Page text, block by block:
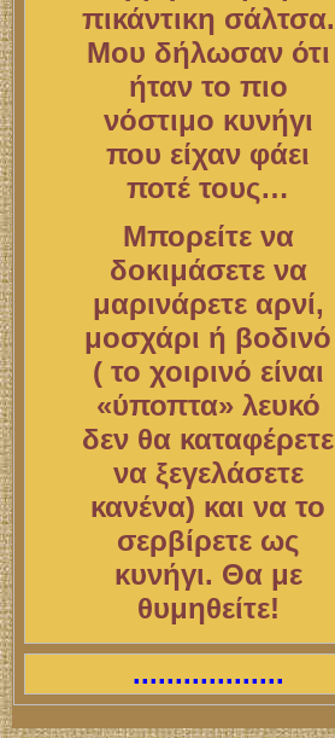
πικάντικη σάλτσα.
Μου δήλωσαν ότι
ήταν το πιο
νόστιμο κυνήγι
που είχαν φάει
ποτέ τους…
Μπορείτε να
δοκιμάσετε να
μαρινάρετε αρνί,
μοσχάρι ή βοδινό
( το χοιρινό είναι
«ύποπτα» λευκό
δεν θα καταφέρετε
να ξεγελάσετε
κανένα) και να το
σερβίρετε ως
κυνήγι. Θα με
θυμηθείτε!
..................